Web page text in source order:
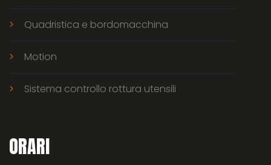
Quadristica e bordomacchina
Motion
Sistema controllo rottura utensili
ORARI